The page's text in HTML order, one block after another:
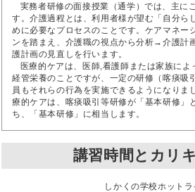
実務者研修の面接授業（通学）では、主に
す。介護過程とは、利用者様が望む「自分ら
めに必要なプロセスのことです。ケアマネー
ンを踏まえ、介護職の視点から分析→介護
護計画の見直しを行います。
医療的ケアは、医師,看護師または家族によ
経管栄養のことですが、一定の研修（喀痰吸
員もそれらの行為を実施できるようになりま
療的ケアは、喀痰吸引等研修が「基本研修」
ち、「基本研修」に相当します。
講習時間とカリ
しかくの学校ホットラ